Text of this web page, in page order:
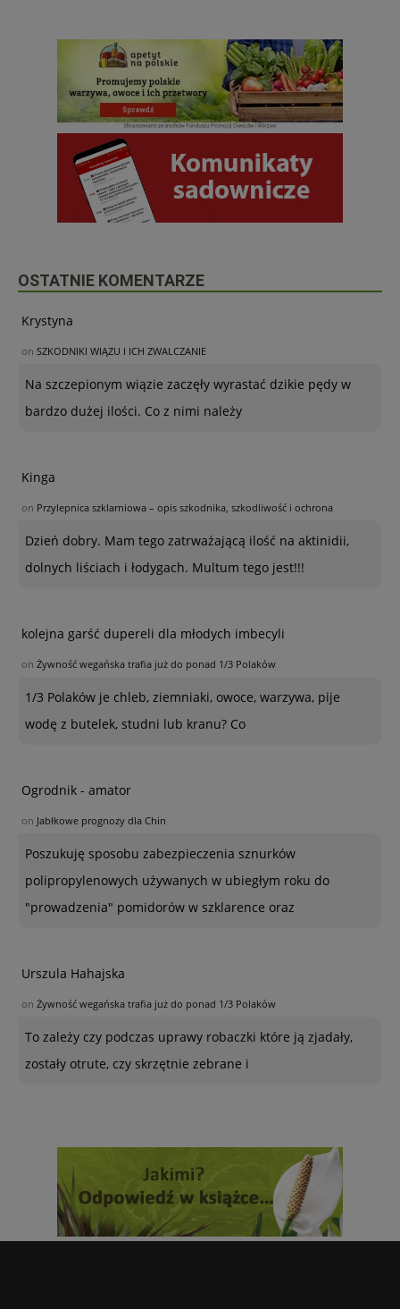
OSTATNIE KOMENTARZE
Krystyna
on SZKODNIKI WIĄZU I ICH ZWALCZANIE
Na szczepionym wiązie zaczęły wyrastać dzikie pędy w
bardzo dużej ilości. Co z nimi należy
Kinga
on Przylepnica szklarniowa – opis szkodnika, szkodliwość i ochrona
Dzień dobry. Mam tego zatrważającą ilość na aktinidii,
dolnych liściach i łodygach. Multum tego jest!!!
kolejna garść dupereli dla młodych imbecyli
on Żywność wegańska trafia już do ponad 1/3 Polaków
1/3 Polaków je chleb, ziemniaki, owoce, warzywa, pije
wodę z butelek, studni lub kranu? Co
Ogrodnik - amator
on Jabłkowe prognozy dla Chin
Poszukuję sposobu zabezpieczenia sznurków
polipropylenowych używanych w ubiegłym roku do
"prowadzenia" pomidorów w szklarence oraz
Urszula Hahajska
on Żywność wegańska trafia już do ponad 1/3 Polaków
To zależy czy podczas uprawy robaczki które ją zjadały,
zostały otrute, czy skrzętnie zebrane i